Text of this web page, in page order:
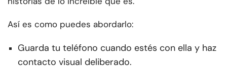
Así es como puedes abordarlo:
Guarda tu teléfono cuando estés con ella y haz
contacto visual deliberado.